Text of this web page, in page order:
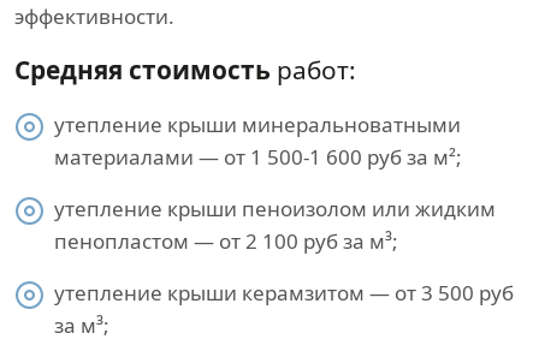
эффективности.
Средняя стоимость работ:
утепление крыши минеральноватными
материалами — от 1 500-1 600 руб за м²;
утепление крыши пеноизолом или жидким
пенопластом — от 2 100 руб за м³;
утепление крыши керамзитом — от 3 500 руб
за м³;